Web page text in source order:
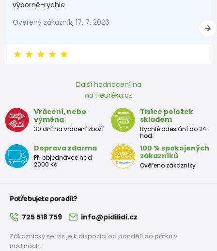
výborně-rychle
Ověřený zákazník, 17. 7. 2026
Další hodnocení na
na Heuréka.cz
Vrácení, nebo
výměna
30 dní na vrácení zboží
Tisíce položek
skladem
Rychlé odeslání do 24
hod.
Doprava zdarma
Při objednávce nad
2000 Kč
100 % spokojených
zákazníků
Ověřeno zákazníky
Potřebujete poradit?
725 518 759 info@pidilidi.cz
Zákaznický servis je k dispozici od pondělí do pátku v
hodinách: